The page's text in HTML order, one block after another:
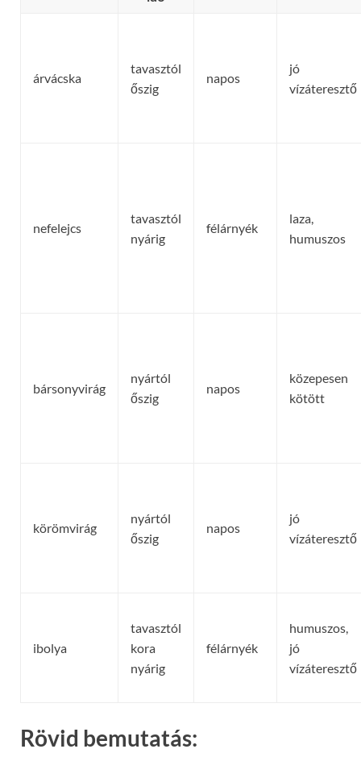
árvácska
tavasztól
őszig
napos
jó
vízáteresztő
nefelejcs
tavasztól
nyárig
félárnyék
laza,
humuszos
bársonyvirág
nyártól
őszig
napos
közepesen
kötött
körömvirág
nyártól
őszig
napos
jó
vízáteresztő
ibolya
tavasztól
kora
nyárig
félárnyék
humuszos,
jó
vízáteresztő
Rövid bemutatás: